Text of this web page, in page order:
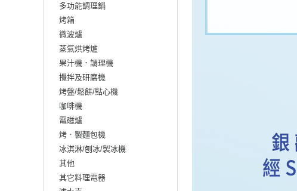
多功能調理鍋
烤箱
微波爐
蒸氣烘烤爐
果汁機．調理機
攪拌及研磨機
烤盤/鬆餅/點心機
咖啡機
電磁爐
烤．製麵包機
冰淇淋/刨冰/製冰機
其他
其它料理電器